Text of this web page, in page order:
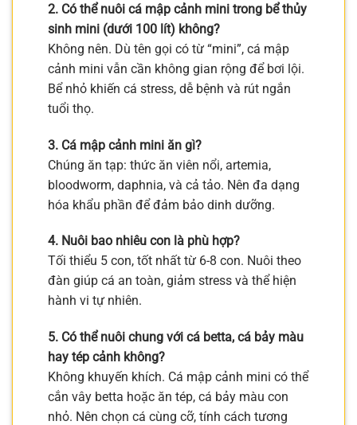
2. Có thể nuôi cá mập cảnh mini trong bể thủy
sinh mini (dưới 100 lít) không?
Không nên. Dù tên gọi có từ “mini”, cá mập
cảnh mini vẫn cần không gian rộng để bơi lội.
Bể nhỏ khiến cá stress, dễ bệnh và rút ngắn
tuổi thọ.
3. Cá mập cảnh mini ăn gì?
Chúng ăn tạp: thức ăn viên nổi, artemia,
bloodworm, daphnia, và cả tảo. Nên đa dạng
hóa khẩu phần để đảm bảo dinh dưỡng.
4. Nuôi bao nhiêu con là phù hợp?
Tối thiểu 5 con, tốt nhất từ 6-8 con. Nuôi theo
đàn giúp cá an toàn, giảm stress và thể hiện
hành vi tự nhiên.
5. Có thể nuôi chung với cá betta, cá bảy màu
hay tép cảnh không?
Không khuyến khích. Cá mập cảnh mini có thể
cắn vây betta hoặc ăn tép, cá bảy màu con
nhỏ. Nên chọn cá cùng cỡ, tính cách tương